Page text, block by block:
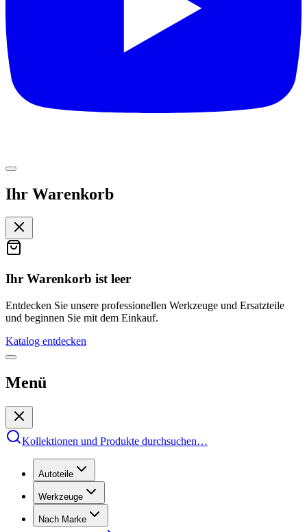
Ihr Warenkorb
Ihr Warenkorb ist leer
Entdecken Sie unsere professionellen Werkzeuge und Ersatzteile
und beginnen Sie mit dem Einkauf.
Katalog entdecken
Menü
Kollektionen und Produkte durchsuchen…
Autoteile
Werkzeuge
Nach Marke